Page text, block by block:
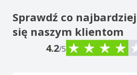
Sprawdź co
się naszym klientom
4.2/5